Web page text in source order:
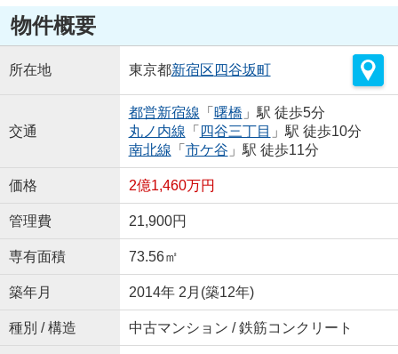
物件概要
所在地 東京都新宿区 四谷坂町
交通
都営新宿線 「 曙橋 」駅 徒歩5分
丸ノ内線 「 四谷三丁目 」駅 徒歩10分
南北線 「 市ケ谷 」駅 徒歩11分
価格 2億1,460万円
管理費 21,900円
専有面積 73.56㎡
築年月 2014年 2月(築12年)
種別 / 構造 中古マンション / 鉄筋コンクリート